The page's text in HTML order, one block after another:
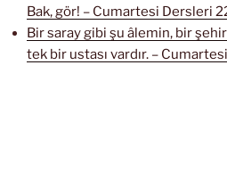
Bak, gör! – Cumartesi Dersleri
Bir saray gibi şu âlemin, bir
tek bir ustası vardır. –